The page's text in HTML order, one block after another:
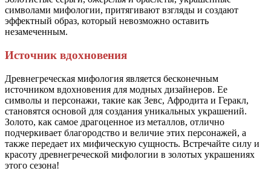
символами мифологии, притягивают взгляды и создают
эффектный образ, который невозможно оставить
незамеченным.
Источник вдохновения
Древнегреческая мифология является бесконечным
источником вдохновения для модных дизайнеров. Ее
символы и персонажи, такие как Зевс, Афродита и Геракл,
становятся основой для создания уникальных украшений.
Золото, как самое драгоценное из металлов, отлично
подчеркивает благородство и величие этих персонажей, а
также передает их мифическую сущность. Встречайте силу и
красоту древнегреческой мифологии в золотых украшениях
этого сезона!